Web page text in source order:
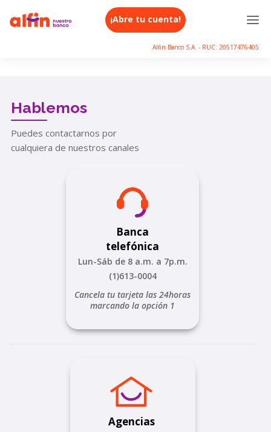
¡Abre tu cuenta!
Alfin Banco S.A. - RUC: 20517476405
Hablemos
Puedes contactarnos por
cualquiera de nuestros canales
Banca
telefónica
Lun-Sáb de 8 a.m. a 7p.m.
(1)613-0004
Cancela tu tarjeta las 24horas
marcando la opción 1
Agencias